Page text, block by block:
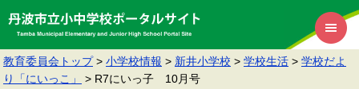
教育委員会トップ > 小学校情報 > 新井小学校 > 学校生活 > 学校だよ
り「にいっこ」
> R7にいっ子 10月号